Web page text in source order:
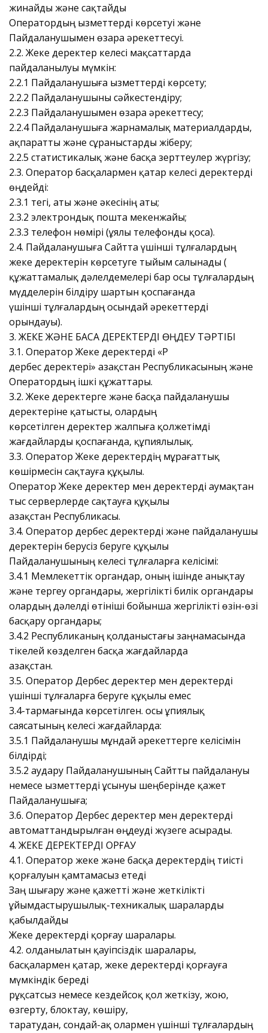
жинайды және сақтайды
Оператордың Қызметтерді көрсетуі және
Пайдаланушымен өзара әрекеттесуі.
2.2. Жеке деректер келесі мақсаттарда
пайдаланылуы мүмкін:
2.2.1 Пайдаланушыға Қызметтерді көрсету;
2.2.2 Пайдаланушыны сәйкестендіру;
2.2.3 Пайдаланушымен өзара әрекеттесу;
2.2.4 Пайдаланушыға жарнамалық материалдарды,
ақпаратты және сұраныстарды жіберу;
2.2.5 статистикалық және басқа зерттеулер жүргізу;
2.3. Оператор басқалармен қатар келесі деректерді
өңдейді:
2.3.1 тегі, аты және әкесінің аты;
2.3.2 электрондық пошта мекенжайы;
2.3.3 телефон нөмірі (ұялы телефонды қоса).
2.4. Пайдаланушыға Сайтта үшінші тұлғалардың
жеке деректерін көрсетуге тыйым салынады (
құжаттамалық дәлелдемелері бар осы тұлғалардың
мүдделерін білдіру шартын қоспағанда
үшінші тұлғалардың осындай әрекеттерді
орындауы).
3. ЖЕКЕ ЖӘНЕ БАСҚА ДЕРЕКТЕРДІ ӨҢДЕУ ТӘРТІБІ
3.1. Оператор Жеке деректерді «ҚР
дербес деректері» Қазақстан Республикасының және
Оператордың ішкі құжаттары.
3.2. Жеке деректерге және басқа пайдаланушы
деректеріне қатысты, олардың
көрсетілген деректер жалпыға қолжетімді
жағдайларды қоспағанда, құпиялылық.
3.3. Оператор Жеке деректердің мұрағаттық
көшірмесін сақтауға құқылы.
Оператор Жеке деректер мен деректерді аумақтан
тыс серверлерде сақтауға құқылы
Қазақстан Республикасы.
3.4. Оператор дербес деректерді және пайдаланушы
деректерін берусіз беруге құқылы
Пайдаланушының келесі тұлғаларға келісімі:
3.4.1 Мемлекеттік органдар, оның ішінде анықтау
және тергеу органдары, жергілікті билік органдары
олардың дәлелді өтініші бойынша жергілікті өзін-өзі
басқару органдары;
3.4.2 Республиканың қолданыстағы заңнамасында
тікелей көзделген басқа жағдайларда
Қазақстан.
3.5. Оператор Дербес деректер мен деректерді
үшінші тұлғаларға беруге құқылы емес
3.4-тармағында көрсетілген. осы Құпиялық
саясатының келесі жағдайларда:
3.5.1 Пайдаланушы мұндай әрекеттерге келісімін
білдірді;
3.5.2 аудару Пайдаланушының Сайтты пайдалануы
немесе Қызметтерді ұсынуы шеңберінде қажет
Пайдаланушыға;
3.6. Оператор Дербес деректер мен деректерді
автоматтандырылған өңдеуді жүзеге асырады.
4. ЖЕКЕ ДЕРЕКТЕРДІ ҚОРҒАУ
4.1. Оператор жеке және басқа деректердің тиісті
қорғалуын қамтамасыз етеді
Заң шығару және қажетті және жеткілікті
ұйымдастырушылық-техникалық шараларды
қабылдайды
Жеке деректерді қорғау шаралары.
4.2. Қолданылатын қауіпсіздік шаралары,
басқалармен қатар, жеке деректерді қорғауға
мүмкіндік береді
рұқсатсыз немесе кездейсоқ қол жеткізу, жою,
өзгерту, блоктау, көшіру,
таратудан, сондай-ақ олармен үшінші тұлғалардың